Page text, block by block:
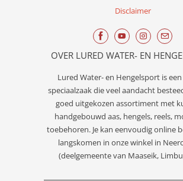
Disclaimer
OVER LURED WATER- EN
Lured Water- en Hengelsport is
speciaalzaak die veel aandacht
goed uitgekozen assortiment met
handgebouwd aas, hengels, reels,
toebehoren. Je kan eenvoudig online
langskomen in onze winkel in
(deelgemeente van Maaseik,